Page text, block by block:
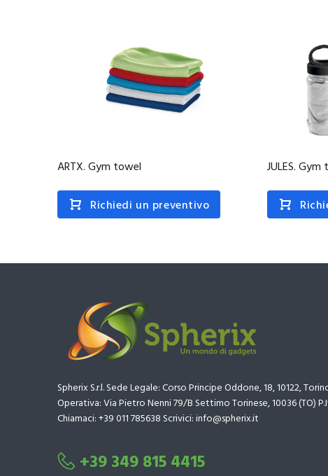
ARTX. Gym towel
Richiedi un preventivo
JULES.
Spherix S.r.l. Sede Legale: Corso Principe Oddone, 18, 10122,
Operativa: Via Pietro Nenni 79/B Settimo Torinese, 10036 (TO)
Chiamaci: +39 011 785638 Scrivici: info@spherix.it
+39 349 815 4415